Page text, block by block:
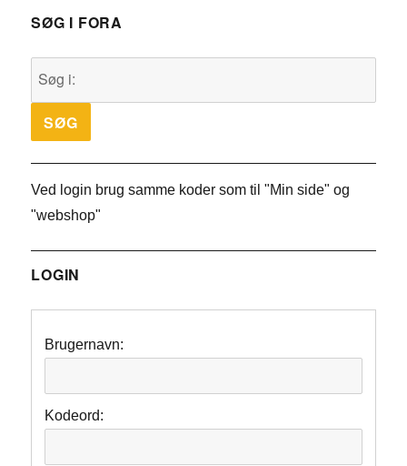
SØG I FORA
Ved login brug samme koder som til "Min side" og
"webshop"
LOGIN
Brugernavn:
Kodeord: